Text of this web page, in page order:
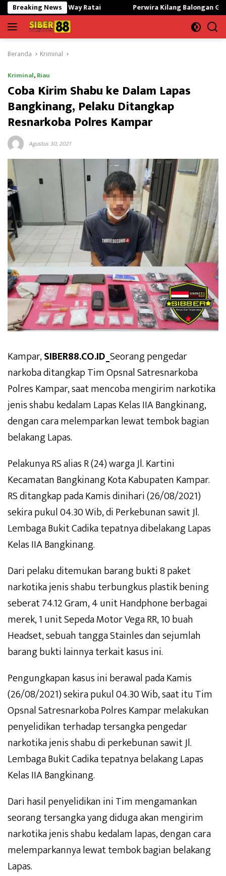
Langsung
ke
konten
Breaking News
Way Ratai Perwira Kilang Balongan Gelar Doa
Beranda Kriminal
Kriminal,Riau
Coba Kirim Shabu ke Dalam Lapas
Bangkinang, Pelaku Ditangkap
Resnarkoba Polres Kampar
Agustus 30, 2021
Kampar,SIBER88.CO.ID_Seorang pengedar
narkoba ditangkap Tim Opsnal Satresnarkoba
Polres Kampar, saat mencoba mengirim narkotika
jenis shabu kedalam Lapas Kelas IIA Bangkinang,
dengan cara melemparkan lewat tembok bagian
belakang Lapas.
Pelakunya RS alias R (24) warga Jl. Kartini
Kecamatan Bangkinang Kota Kabupaten Kampar.
RS ditangkap pada Kamis dinihari (26/08/2021)
sekira pukul 04.30 Wib, di Perkebunan sawit Jl.
Lembaga Bukit Cadika tepatnya dibelakang Lapas
Kelas IIA Bangkinang.
Dari pelaku ditemukan barang bukti 8 paket
narkotika jenis shabu terbungkus plastik bening
seberat 74.12 Gram, 4 unit Handphone berbagai
merek, 1 unit Sepeda Motor Vega RR, 10 buah
Headset, sebuah tangga Stainles dan sejumlah
barang bukti lainnya terkait kasus ini.
Pengungkapan kasus ini berawal pada Kamis
(26/08/2021) sekira pukul 04.30 Wib, saat itu Tim
Opsnal Satresnarkoba Polres Kampar melakukan
penyelidikan terhadap tersangka pengedar
narkotika jenis shabu di perkebunan sawit Jl.
Lembaga Bukit Cadika tepatnya belakang Lapas
Kelas IIA Bangkinang.
Dari hasil penyelidikan ini Tim mengamankan
seorang tersangka yang diduga akan mengirim
narkotika jenis shabu kedalam lapas, dengan cara
melemparkannya lewat tembok bagian belakang
Lapas.